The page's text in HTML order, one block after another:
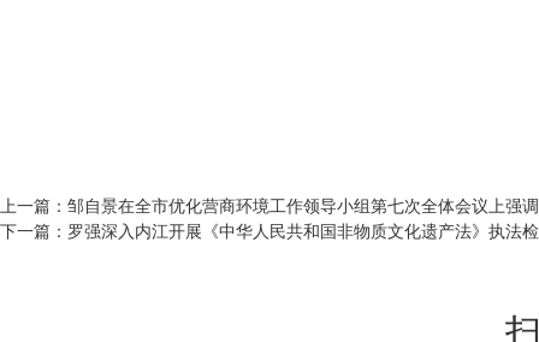
上一篇： 邹自景在全市优化营商环境工作领导小组第七次全体会议上强
下一篇： 罗强深入内江开展《中华人民共和国非物质文化遗产法》执法